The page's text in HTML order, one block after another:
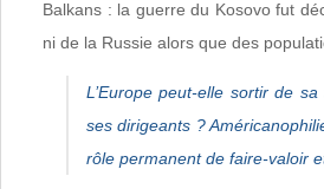
Balkans : la guerre du Kosovo fut
ni de la Russie alors que des
L’Europe peut-elle sortir de
ses dirigeants ?
rôle permanent de faire-valoir